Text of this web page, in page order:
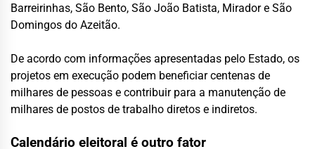
Barreirinhas, São Bento, São João Batista, Mirador e São
Domingos do Azeitão.
De acordo com informações apresentadas pelo Estado, os
projetos em execução podem beneficiar centenas de
milhares de pessoas e contribuir para a manutenção de
milhares de postos de trabalho diretos e indiretos.
Calendário eleitoral é outro fator